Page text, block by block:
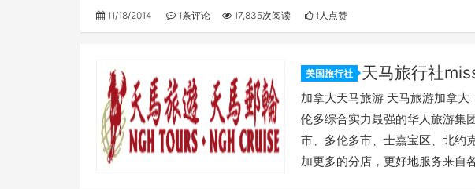
11/18/2014 1条评论 17,835次阅读 1人点赞
美国旅行社 天马旅行社
加拿大天马旅游 天马旅游加拿
伦多综合实力最强的华人旅游集
市、多伦多市、士嘉宝区、北约
加更多的分店，更好地服务来自